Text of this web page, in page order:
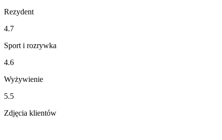
Rezydent
4.7
Sport i rozrywka
4.6
Wyżywienie
5.5
Zdjęcia klientów